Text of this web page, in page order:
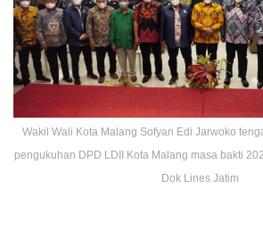
Wakil Wali Kota Malang Sofyan Edi Jarwoko
pengukuhan DPD LDII Kota Malang masa bakti
Dok Lines Jatim